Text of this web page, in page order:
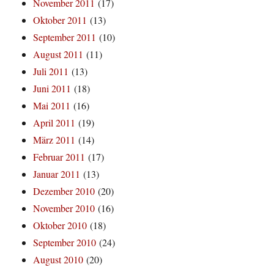
November 2011 (17)
Oktober 2011 (13)
September 2011 (10)
August 2011 (11)
Juli 2011 (13)
Juni 2011 (18)
Mai 2011 (16)
April 2011 (19)
März 2011 (14)
Februar 2011 (17)
Januar 2011 (13)
Dezember 2010 (20)
November 2010 (16)
Oktober 2010 (18)
September 2010 (24)
August 2010 (20)